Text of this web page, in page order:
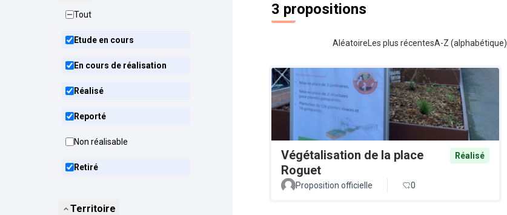
Tout
Etude en cours
En cours de réalisation
Réalisé
Reporté
Non réalisable
Retiré
Territoire
3 propositions
Aléatoire Les plus récentesA-Z (alphabétique)
Végétalisation de la place
Roguet
Réalisé
Proposition officielle 0